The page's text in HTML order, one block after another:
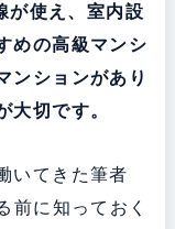
が使え、室内設
めの高級マンシ
ンションがあり
大切です。
いてきた筆者
前に知っておく